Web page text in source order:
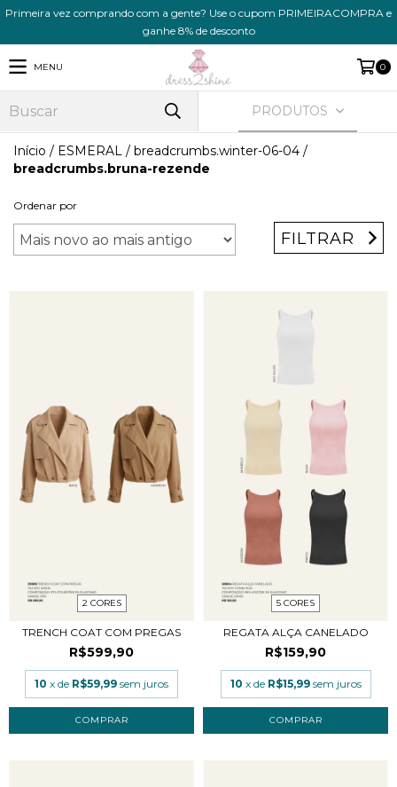
Primeira vez comprando com a gente? Use o cupom PRIMEIRACOMPRA e
ganhe 8% de desconto
MENU 0
PRODUTOS
Início / ESMERAL / breadcrumbs.winter-06-04 /
breadcrumbs.bruna-rezende
Ordenar por
FILTRAR
2 CORES
TRENCH COAT COM PREGAS
R$599,90
10 x de R$59,99 sem juros
COMPRAR
5 CORES
REGATA ALÇA CANELADO
R$159,90
10 x de R$15,99 sem juros
COMPRAR